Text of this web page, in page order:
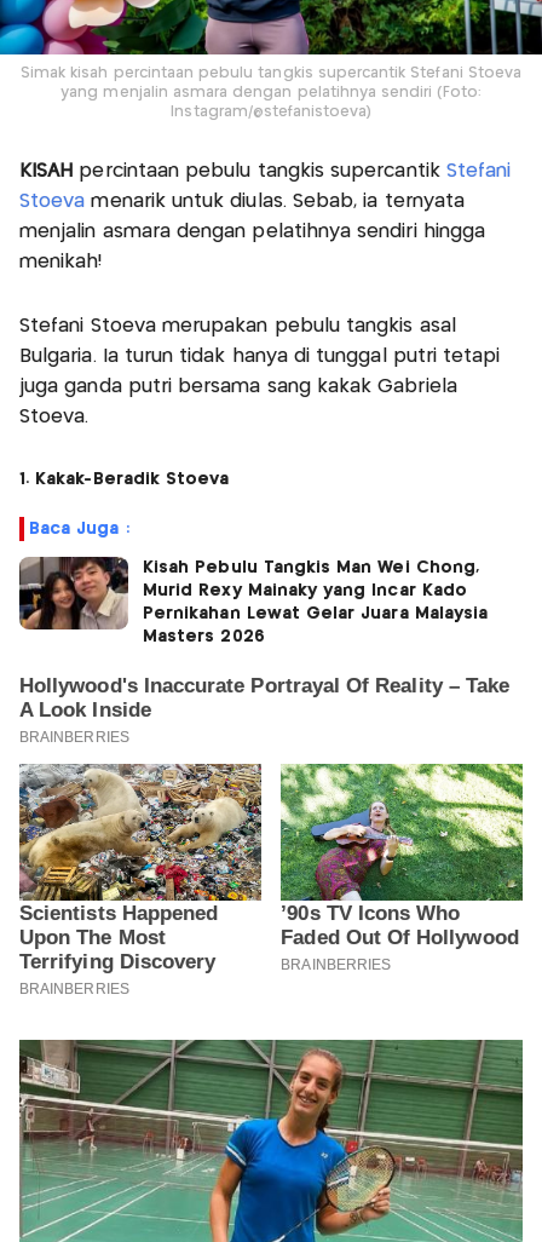
Simak kisah percintaan pebulu tangkis supercantik Stefani Stoeva
yang menjalin asmara dengan pelatihnya sendiri (Foto:
Instagram/@stefanistoeva)
KISAH percintaan pebulu tangkis supercantik Stefani
Stoevamenarik untuk diulas. Sebab, ia ternyata
menjalin asmara dengan pelatihnya sendiri hingga
menikah!
Stefani Stoeva merupakan pebulu tangkis asal
Bulgaria. Ia turun tidak hanya di tunggal putri tetapi
juga ganda putri bersama sang kakak Gabriela
Stoeva.
1. Kakak-Beradik Stoeva
Baca Juga :
Kisah Pebulu Tangkis Man Wei Chong,
Murid Rexy Mainaky yang Incar Kado
Pernikahan Lewat Gelar Juara Malaysia
Masters 2026